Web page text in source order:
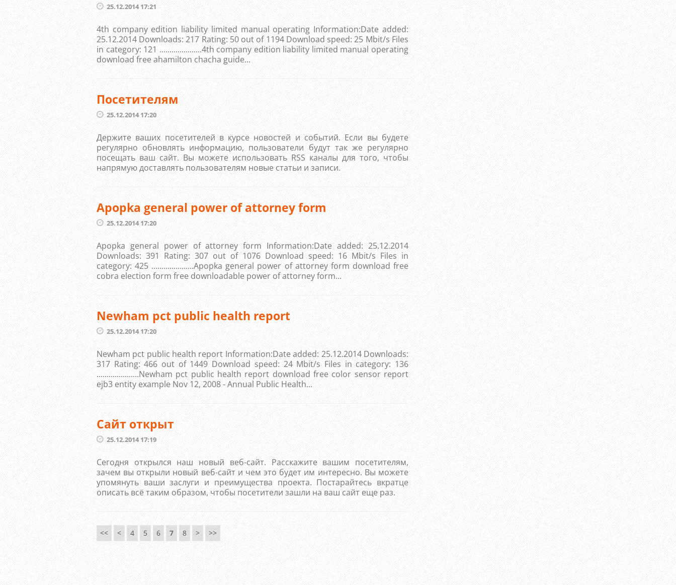
25.12.2014 17:21
4th company edition liability limited manual operating Information:Date added:
25.12.2014 Downloads: 217 Rating: 50 out of 1194 Download speed: 25 Mbit/s Files
in category: 121 .....................4th company edition liability limited manual operating
download free ahamilton chacha guide...
Посетителям
25.12.2014 17:20
Держите ваших посетителей в курсе новостей и событий. Если вы будете
регулярно обновлять информацию, пользователи будут так же регулярно
посещать ваш сайт. Вы можете использовать RSS каналы для того, чтобы
напрямую доставлять пользователям новые статьи и записи.
Apopka general power of attorney form
25.12.2014 17:20
Apopka general power of attorney form Information:Date added: 25.12.2014
Downloads: 391 Rating: 307 out of 1076 Download speed: 16 Mbit/s Files in
category: 425 .....................Apopka general power of attorney form download free
cobra election form free downloadable power of attorney form...
Newham pct public health report
25.12.2014 17:20
Newham pct public health report Information:Date added: 25.12.2014 Downloads:
317 Rating: 466 out of 1449 Download speed: 24 Mbit/s Files in category: 136
.....................Newham pct public health report download free color sensor report
ejb3 entity example Nov 12, 2008 - Annual Public Health...
Сайт открыт
25.12.2014 17:19
Сегодня открылся наш новый веб-сайт. Расскажите вашим посетителям,
зачем вы открыли новый веб-сайт и чем это будет им интересно. Вы можете
упомянуть ваши заслуги и преимущества проекта. Постарайтесь вкратце
описать всё таким образом, чтобы посетители зашли на ваш сайт еще раз.
<< < 4 5 6 7 8 > >>